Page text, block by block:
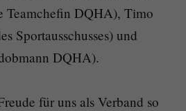
Teamchefin DQHA), Timo
Sportausschusses) und
DQHA).
für uns als Verband so